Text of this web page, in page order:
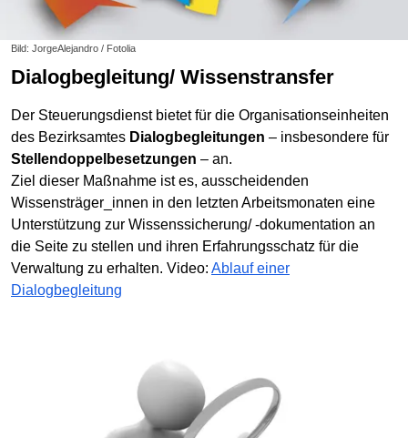
Bild: JorgeAlejandro / Fotolia
Dialogbegleitung/ Wissenstransfer
Der Steuerungsdienst bietet für die Organisationseinheiten
des Bezirksamtes Dialogbegleitungen – insbesondere für
Stellendoppelbesetzungen – an.
Ziel dieser Maßnahme ist es, ausscheidenden
Wissensträger_innen in den letzten Arbeitsmonaten eine
Unterstützung zur Wissenssicherung/ -dokumentation an
die Seite zu stellen und ihren Erfahrungsschatz für die
Verwaltung zu erhalten. Video: Ablauf einer
Dialogbegleitung